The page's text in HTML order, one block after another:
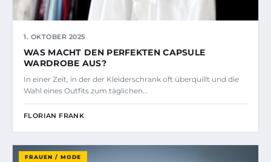
1. OKTOBER 2025
WAS MACHT DEN PERFEKTEN CAPSULE
WARDROBE AUS?
In einer Zeit, in der der Kleiderschrank oft überquillt und die
Wahl eines Outfits zum täglichen…
FLORIAN FRANK
FRAUEN / MODE